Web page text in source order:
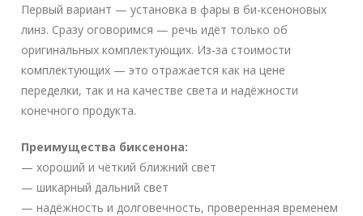
Первый вариант — установка в фары в би-ксеноновых
линз. Сразу оговоримся — речь идёт только об
оригинальных комплектующих. Из-за стоимости
комплектующих — это отражается как на цене
переделки, так и на качестве света и надёжности
конечного продукта.
Преимущества биксенона:
— хороший и чёткий ближний свет
— шикарный дальний свет
— надёжность и долговечность, проверенная временем